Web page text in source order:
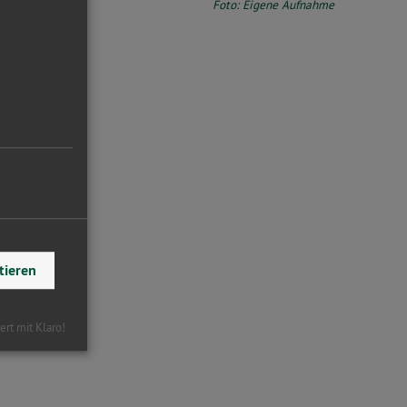
Foto: Eigene Aufnahme
mit Klaro!